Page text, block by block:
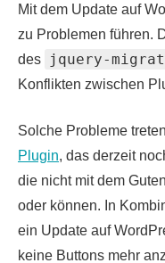
Mit dem Update auf
zu Problemen führen.
des
jquery-
Konflikten zwischen
Solche Probleme
Plugin, das derzeit
die nicht mit dem
oder können. In
ein Update auf
keine Buttons mehr